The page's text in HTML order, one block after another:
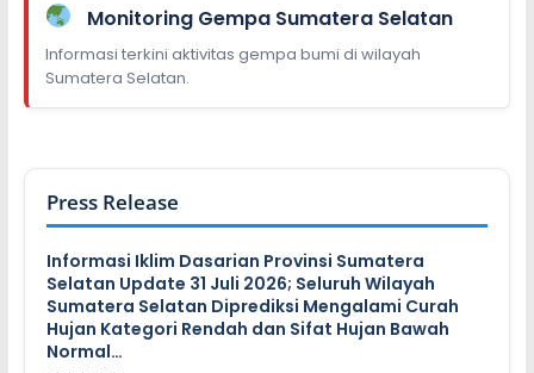
Monitoring Gempa Sumatera Selatan
Informasi terkini aktivitas gempa bumi di wilayah
Sumatera Selatan.
Press Release
Informasi Iklim Dasarian Provinsi Sumatera
Selatan Update 31 Juli 2026; Seluruh Wilayah
Sumatera Selatan Diprediksi Mengalami Curah
Hujan Kategori Rendah dan Sifat Hujan Bawah
Normal…